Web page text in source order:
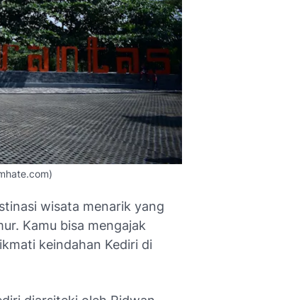
wisata menarik yang
Kamu bisa mengajak
keindahan Kediri di